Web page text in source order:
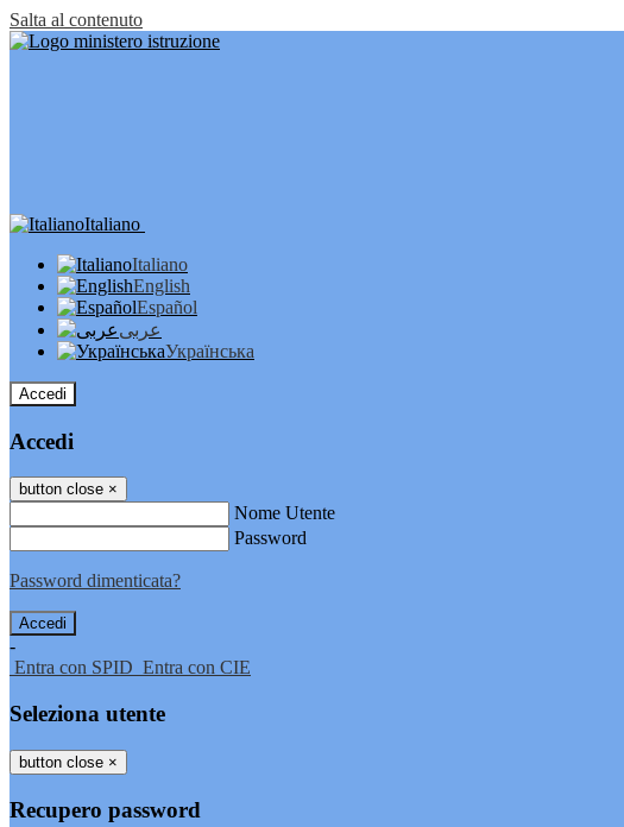
Salta al contenuto
Italiano
Italiano
English
Español
عربى
Українська
Accedi
Accedi
button close ×
Nome Utente
Password
Password dimenticata?
-
Entra con SPID Entra con CIE
Seleziona utente
button close ×
Recupero password